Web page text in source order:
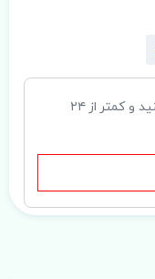
سوال خود را در قسمت دیدگاه‌ها مطرح کنید و کمتر از ۲۴